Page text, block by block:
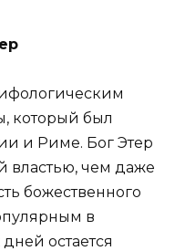
который был
и Риме. Бог Этер
властью, чем даже
божественного
в
остается